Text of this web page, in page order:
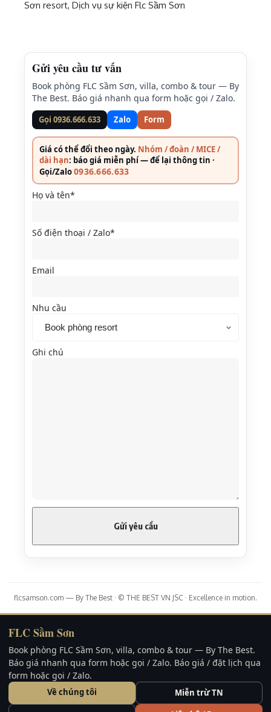
Sơn resort, Dịch vụ sự kiện Flc Sầm Sơn
Gửi yêu cầu tư vấn
Book phòng FLC Sầm Sơn, villa, combo & tour — By
The Best. Báo giá nhanh qua form hoặc gọi / Zalo.
Gọi 0936.666.633 Zalo Form
Giá có thể đổi theo ngày. Nhóm / đoàn / MICE /
dài hạn: báo giá miễn phí — để lại thông tin ·
Gọi/Zalo0936.666.633
Họ và tên*
Số điện thoại / Zalo*
Email
Nhu cầu
Ghi chú
flcsamson.com — By The Best · © THE BEST VN JSC · Excellence in motion.
FLC Sầm Sơn
Book phòng FLC Sầm Sơn, villa, combo & tour — By The Best.
Báo giá nhanh qua form hoặc gọi / Zalo. Báo giá / đặt lịch qua
form hoặc gọi / Zalo.
Về chúng tôi Miễn trừ TN